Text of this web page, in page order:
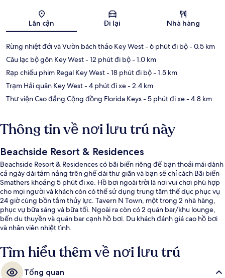
Bản đồ
Lân cận Đi lại Nhà hàng
Rừng nhiệt đới và Vườn bách thảo Key West- 6 phút đi bộ- 0.5 km
Câu lạc bộ gôn Key West- 12 phút đi bộ- 1.0 km
Rạp chiếu phim Regal Key West- 18 phút đi bộ- 1.5 km
Trạm Hải quân Key West- 4 phút đi xe- 2.4 km
Thư viện Cao đẳng Cộng đồng Florida Keys- 5 phút đi xe- 4.8 km
Thông tin về nơi lưu trú này
Beachside Resort & Residences
Beachside Resort & Residences có bãi biển riêng để bạn thoải mái dành
cả ngày dài tắm nắng trên ghế dài thư giãn và bạn sẽ chỉ cách Bãi biển
Smathers khoảng 5 phút đi xe. Hồ bơi ngoài trời là nơi vui chơi phù hợp
cho mọi người và khách còn có thể sử dụng trung tâm thể dục phục vụ
24 giờ cùng bồn tắm thủy lực. Tavern N Town, một trong 2 nhà hàng,
phục vụ bữa sáng và bữa tối. Ngoài ra còn có 2 quán bar/khu lounge,
bến du thuyền và quán bar cạnh hồ bơi. Du khách đánh giá cao hồ bơi
và nhân viên nhiệt tình.
Tìm hiểu thêm về nơi lưu trú
Tổng quan